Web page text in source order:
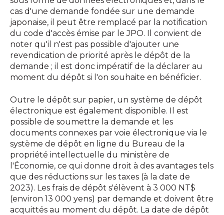
cas d'une demande fondée sur une demande
japonaise, il peut être remplacé par la notification
du code d'accès émise par le JPO. Il convient de
noter qu'il n'est pas possible d'ajouter une
revendication de priorité après le dépôt de la
demande ; il est donc impératif de la déclarer au
moment du dépôt si l'on souhaite en bénéficier.
Outre le dépôt sur papier, un système de dépôt
électronique est également disponible. Il est
possible de soumettre la demande et les
documents connexes par voie électronique via le
système de dépôt en ligne du Bureau de la
propriété intellectuelle du ministère de
l'Économie, ce qui donne droit à des avantages tels
que des réductions sur les taxes (à la date de
2023). Les frais de dépôt s'élèvent à 3 000 NT$
(environ 13 000 yens) par demande et doivent être
acquittés au moment du dépôt. La date de dépôt